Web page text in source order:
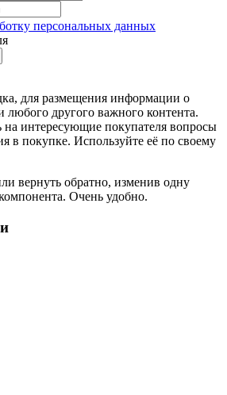
персональных данных
для размещения информации о
любого другого важного контента.
интересующие покупателя вопросы
в покупке. Используйте её по своему
вернуть обратно, изменив одну
Очень удобно.